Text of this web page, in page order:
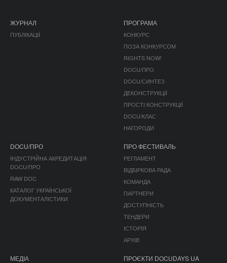
ЖУРНАЛ
ПУБЛІКАЦІЇ
ПРОГРАМА
КОНКУРС
ПОЗА КОНКУРСОМ
RIGHTS NOW!
DOCU/ПРО
DOCU/СИНТЕЗ
ДЕКОНСТРУКЦІЇ
ПРОСТІ КОНСТРУКЦІЇ
DOCU/КЛАС
НАГОРОДИ
DOCU/ПРО
ІНДУСТРІЙНА АКРЕДИТАЦІЯ
DOCU/ПРО
RAW DOC
КАТАЛОГ УКРАЇНСЬКОЇ
ДОКУМЕНТАЛІСТИКИ
ПРО ФЕСТИВАЛЬ
РЕГЛАМЕНТ
ВІДБІРКОВА РАДА
КОМАНДА
ПАРТНЕРИ
ДОСТУПНІСТЬ
ТЕНДЕРИ
ІСТОРІЯ
АРХІВ
МЕДІА ПРОЄКТИ DOCUDAYS UA